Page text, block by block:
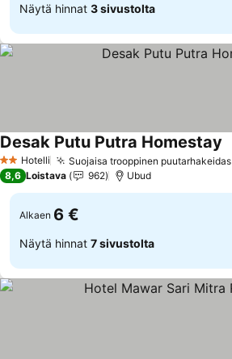
Näytä hinnat 3 sivustolta
2 Tähtiluokitus
Hotelli Suojaisa trooppinen puutarhakeidas
Desak Putu Putra Homestay
8,6 Loistava 962 Ubud
Alkaen 6 €
Näytä hinnat 7 sivustolta